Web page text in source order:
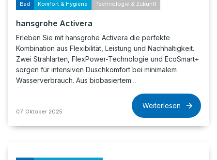
Bad Komfort & Hygiene Technologie & Zukunft
hansgrohe Activera
Erleben Sie mit hansgrohe Activera die perfekte
Kombination aus Flexibilität, Leistung und Nachhaltigkeit.
Zwei Strahlarten, FlexPower-Technologie und EcoSmart+
sorgen für intensiven Duschkomfort bei minimalem
Wasserverbrauch. Aus biobasiertem…
07. Oktober 2025
Weiterlesen